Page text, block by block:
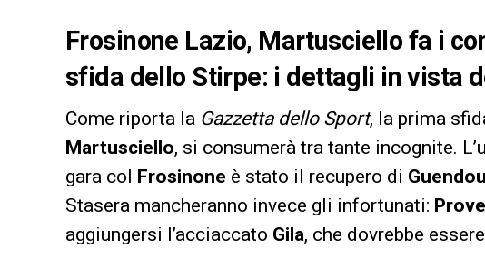
Frosinone Lazio, Martusciello fa i
sfida dello Stirpe: i dettagli in vista
Come riporta la Gazzetta dello Sport, la prima
Martusciello, si consumerà tra tante incognite.
gara col
Frosinone è stato il recupero di
Stasera mancheranno invece gli infortunati:
aggiungersi l’acciaccato Gila, che dovrebbe